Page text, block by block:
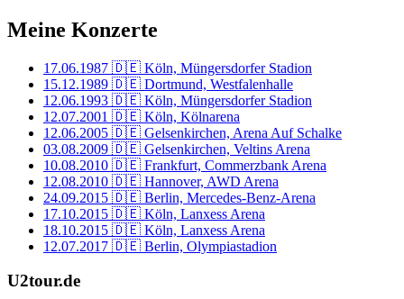
Meine Konzerte
17.06.1987 🇩🇪 Köln, Müngersdorfer Stadion
15.12.1989 🇩🇪 Dortmund, Westfalenhalle
12.06.1993 🇩🇪 Köln, Müngersdorfer Stadion
12.07.2001 🇩🇪 Köln, Kölnarena
12.06.2005 🇩🇪 Gelsenkirchen, Arena Auf Schalke
03.08.2009 🇩🇪 Gelsenkirchen, Veltins Arena
10.08.2010 🇩🇪 Frankfurt, Commerzbank Arena
12.08.2010 🇩🇪 Hannover, AWD Arena
24.09.2015 🇩🇪 Berlin, Mercedes-Benz-Arena
17.10.2015 🇩🇪 Köln, Lanxess Arena
18.10.2015 🇩🇪 Köln, Lanxess Arena
12.07.2017 🇩🇪 Berlin, Olympiastadion
U2tour.de